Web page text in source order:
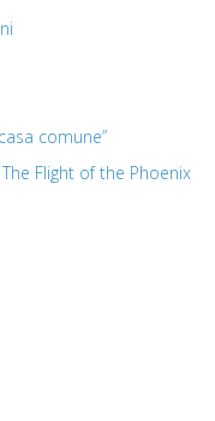
comune”
Flight of the Phoenix